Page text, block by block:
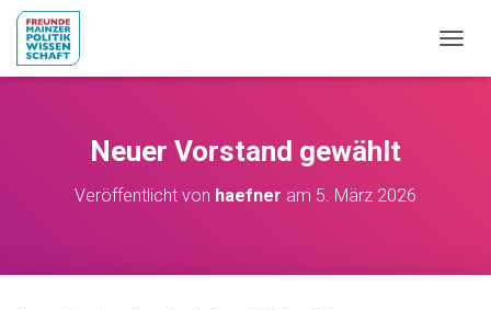
Neuer Vorstand gewählt
Veröffentlicht von haefner am 5. März 2026